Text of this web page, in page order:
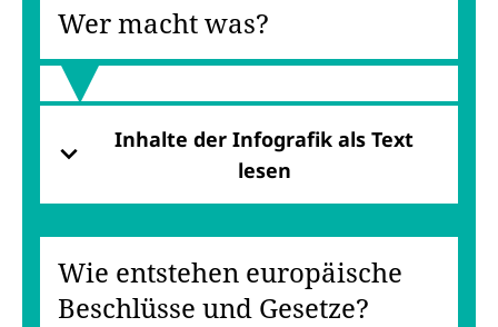
Wer macht was?
Inhalte der Infografik als Text
lesen
Wie entstehen europäische
Beschlüsse und Gesetze?